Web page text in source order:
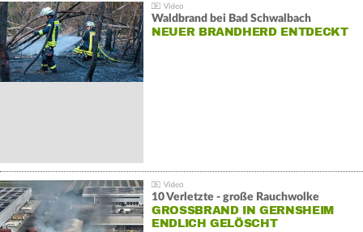
Waldbrand bei Bad Schwalbach
NEUER BRANDHERD ENTDECKT
10 Verletzte - große Rauchwolke
GROSSBRAND IN GERNSHEIM E
NDLICH GELÖSCHT